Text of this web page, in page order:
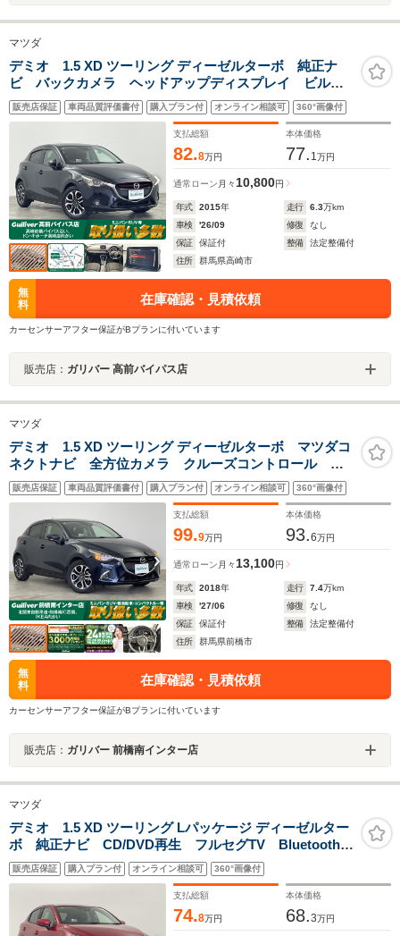
マツダ
デミオ 1.5 XD ツーリング ディーゼルターボ 純正ナ
ビ バックカメラ ヘッドアップディスプレイ ビルト
インETC クルーズコントロール LEDオートライト
パドルシフト 前後ドライブレコーダー スマートキ
ー アイドリングストップ 禁煙車
販売店保証 車両品質評価書付 購入プラン付 オンライン相談可 360°画像付
支払総額
82.8万円
本体価格
77. 1万円
通常ローン 月々10,800円
年式 2015年 走行 6.3万km
車検
'26/09 修復
なし
保証
保証付 整備
法定整備付
住所
群馬県高崎市
無
料
在庫確認・見積依頼
カーセンサーアフター保証がBプランに付いています
販売店： ガリバー 高前バイパス店
マツダ
デミオ 1.5 XD ツーリング ディーゼルターボ マツダコ
ネクトナビ 全方位カメラ クルーズコントロール
BSM LEDライト AHB シートヒーター 純正16イン
チAW ステアリングリモコン パドルシフト HUD
ETC プッシュスタート
販売店保証 車両品質評価書付 購入プラン付 オンライン相談可 360°画像付
支払総額
99.9万円
本体価格
93.6万円
通常ローン 月々13,100円
年式 2018年 走行 7.4万km
車検
'27/06 修復
なし
保証
保証付 整備
法定整備付
住所
群馬県前橋市
無
料
在庫確認・見積依頼
カーセンサーアフター保証がBプランに付いています
販売店： ガリバー 前橋南インター店
マツダ
デミオ 1.5 XD ツーリング Lパッケージ ディーゼルター
ボ 純正ナビ CD/DVD再生 フルセグTV Bluetooth
スマートブレーキサポート レーダークルーズコントロ
ール パーキングセンサー 誤発進抑制制御 マニュア
ル付AT ETC シートヒーター 禁煙
販売店保証 購入プラン付 オンライン相談可 360°画像付
支払総額
74.8万円
本体価格
68.3万円